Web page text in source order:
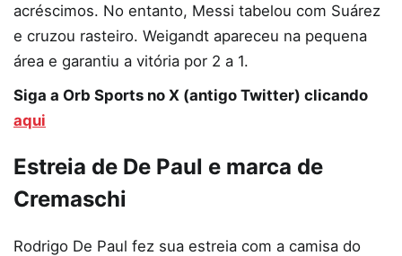
acréscimos. No entanto, Messi tabelou com Suárez
e cruzou rasteiro. Weigandt apareceu na pequena
área e garantiu a vitória por 2 a 1.
Siga a Orb Sports no X (antigo Twitter) clicando
aqui
Estreia de De Paul e marca de
Cremaschi
Rodrigo De Paul fez sua estreia com a camisa do